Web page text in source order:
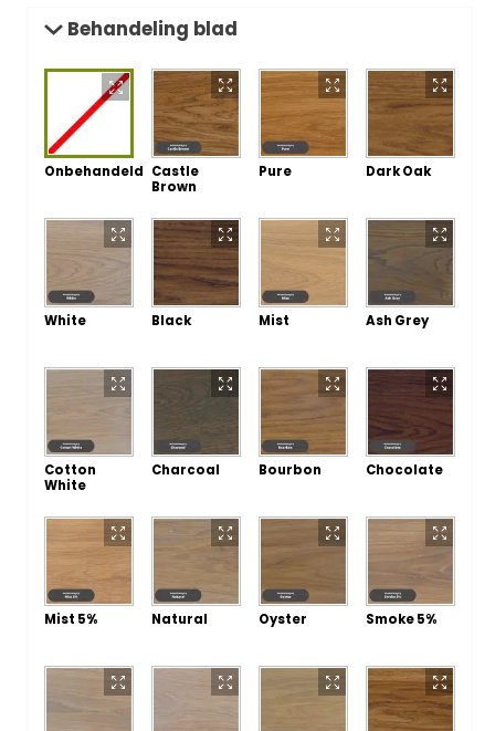
Behandeling blad
Onbehandeld Castle
Brown
Pure Dark Oak
White Black Mist Ash Grey
Cotton
White
Charcoal Bourbon Chocolate
Mist 5% Natural Oyster Smoke 5%